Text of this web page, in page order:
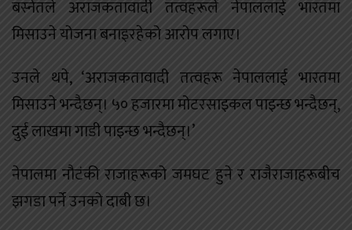
बस्नेतले अराजकतावादी तत्वहरूले नेपाललाई भारतमा
मिसाउने योजना बनाइरहेको आरोप लगाए।
उनले थपे, ‘अराजकतावादी तत्वहरू नेपाललाई भारतमा
मिसाउने भन्दैछन्। ५० हजारमा मोटरसाइकल पाइन्छ भन्दैछन्,
दुई लाखमा गाडी पाइन्छ भन्दैछन्।’
नेपालमा नौटंकी राजाहरूको जमघट हुने र राजैराजाहरूबीच
झगडा पर्ने उनको दाबी छ।